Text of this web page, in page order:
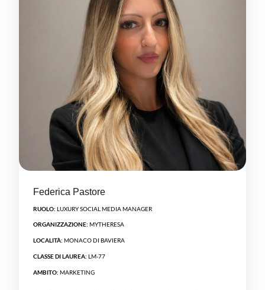
Federica Pastore
RUOLO: LUXURY SOCIAL MEDIA MANAGER
ORGANIZZAZIONE: MYTHERESA
LOCALITÀ: MONACO DI BAVIERA
CLASSE DI LAUREA: LM-77
AMBITO: MARKETING